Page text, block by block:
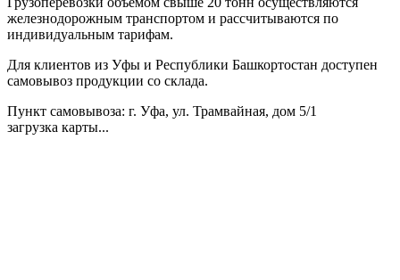
железнодорожным транспортом и рассчитываются по
индивидуальным тарифам.
Для клиентов из Уфы и Республики Башкортостан доступен
самовывоз продукции со склада.
Пункт самовывоза: г. Уфа, ул. Трамвайная, дом 5/1
загрузка карты...